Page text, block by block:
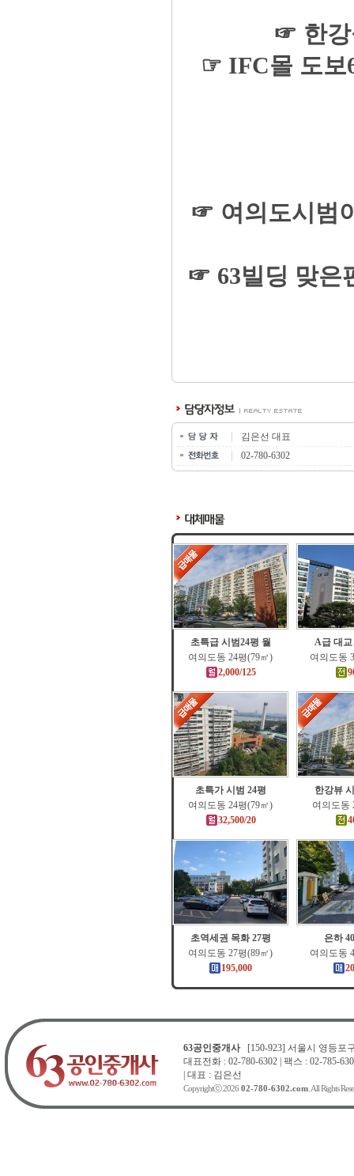
☞ 한강
☞ IFC몰 도보
☞ 여의도시범
☞ 63빌딩 맞은
김은선 대표
02-780-6302
초특급 시범24평 월
여의도동 24평(79㎡)
2,000/125
A급 대교
여의도동
초특가 시범 24평
여의도동 24평(79㎡)
32,500/20
한강뷰
여의도동
초역세권 목화 27평
여의도동 27평(89㎡)
195,000
은하
여의도동
63공인중개사[150-923] 서울시 영등포
대표전화 : 02-780-6302 | 팩스 : 02-785-
| 대표 : 김은선
Copyrightⓒ 2026 02-780-6302.com. All Rights